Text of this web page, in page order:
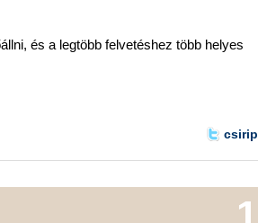
és a legtöbb felvetéshez több helyes
csirip